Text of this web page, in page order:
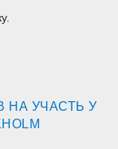
НА УЧАСТЬ У